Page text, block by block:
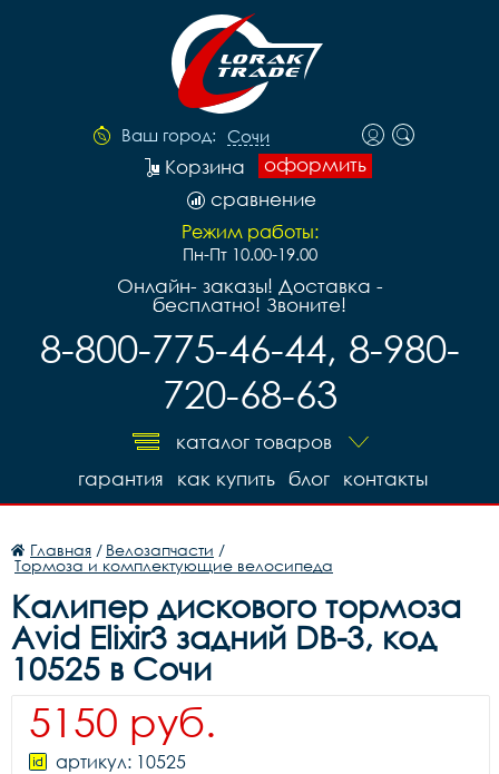
Ваш город: Сочи
оформить
Корзина
сравнение
Режим работы:
Пн-Пт 10.00-19.00
Онлайн- заказы! Доставка -
бесплатно! Звоните!
8-800-775-46-44, 8-980-
720-68-63
каталог товаров
контакты
блог
как купить
гарантия
Главная / Велозапчасти /
Тормоза и комплектующие велосипеда
Калипер дискового тормоза
Avid Elixir3 задний DB-3, код
10525 в Сочи
5150 руб.
артикул: 10525